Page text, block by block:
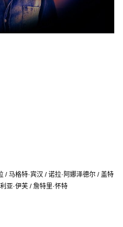
/ 马格特·宾汉 / 诺拉·阿娜泽德尔 / 盖特
亚·伊芙 / 詹特里·怀特